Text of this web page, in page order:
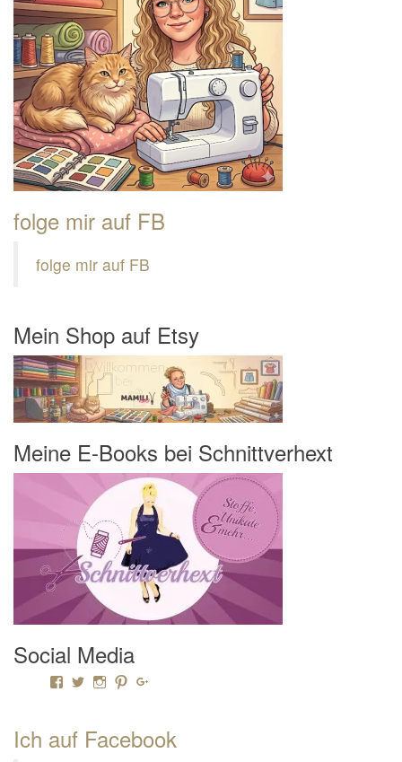
folge mir auf FB
folge mir auf FB
Mein Shop auf Etsy
Meine E-Books bei Schnittverhext
Social Media
Profil von Mamili1910 auf Facebook anzeigen
Profil von Mamili1910 auf Twitter anzeigen
Profil von Mamili1910 auf Instagram anzeigen
Profil von Mamili1910 auf Pinterest anzeigen
Ich auf Facebook